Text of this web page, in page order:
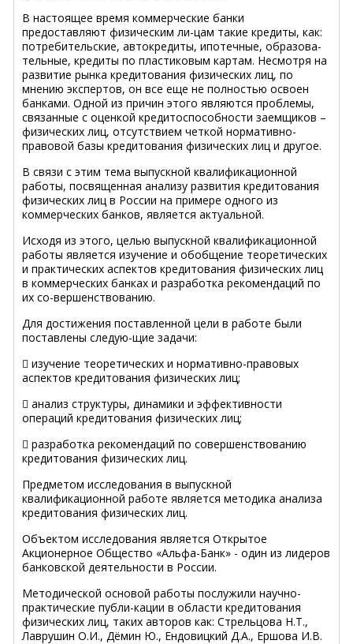
В настоящее время коммерческие банки
предоставляют физическим ли-цам такие кредиты, как:
потребительские, автокредиты, ипотечные, образова-
тельные, кредиты по пластиковым картам. Несмотря на
развитие рынка кредитования физических лиц, по
мнению экспертов, он все еще не полностью освоен
банками. Одной из причин этого являются проблемы,
связанные с оценкой кредитоспособности заемщиков –
физических лиц, отсутствием четкой нормативно-
правовой базы кредитования физических лиц и другое.
В связи с этим тема выпускной квалификационной
работы, посвященная анализу развития кредитования
физических лиц в России на примере одного из
коммерческих банков, является актуальной.
Исходя из этого, целью выпускной квалификационной
работы является изучение и обобщение теоретических
и практических аспектов кредитования физических лиц
в коммерческих банках и разработка рекомендаций по
их со-вершенствованию.
Для достижения поставленной цели в работе были
поставлены следую-щие задачи:
 изучение теоретических и нормативно-правовых
аспектов кредитования физических лиц;
 анализ структуры, динамики и эффективности
операций кредитования физических лиц;
 разработка рекомендаций по совершенствованию
кредитования физических лиц.
Предметом исследования в выпускной
квалификационной работе является методика анализа
кредитования физических лиц.
Объектом исследования является Открытое
Акционерное Общество «Альфа-Банк» - один из лидеров
банковской деятельности в России.
Методической основой работы послужили научно-
практические публи-кации в области кредитования
физических лиц, таких авторов как: Стрельцова Н.Т.,
Лаврушин О.И., Дёмин Ю., Ендовицкий Д.А., Ершова И.В.